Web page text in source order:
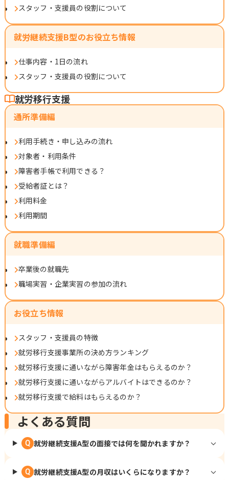
スタッフ・支援員の役割について
就労継続支援B型のお役立ち情報
仕事内容・1日の流れ
スタッフ・支援員の役割について
就労移行支援
通所準備編
利用手続き・申し込みの流れ
対象者・利用条件
障害者手帳で利用できる？
受給者証とは？
利用料金
利用期間
就職準備編
卒業後の就職先
職場実習・企業実習の参加の流れ
お役立ち情報
スタッフ・支援員の特徴
就労移行支援事業所の決め方ランキング
就労移行支援に通いながら障害年金はもらえるのか？
就労移行支援に通いながらアルバイトはできるのか？
就労移行支援で給料はもらえるのか？
よくある質問
Q 就労継続支援A型の面接では何を聞かれますか？
Q 就労継続支援A型の月収はいくらになりますか？